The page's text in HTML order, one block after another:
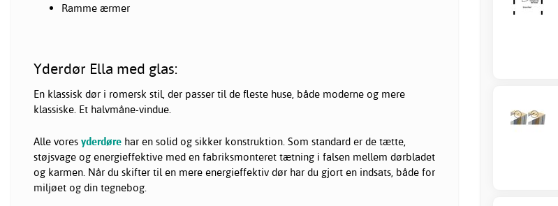
Ramme ærmer
Yderdør Ella med glas:
En klassisk dør i romersk stil, der passer til de fleste huse, både moderne og mere
klassiske. Et halvmåne-vindue.
Alle vores yderdøre har en solid og sikker konstruktion. Som standard er de tætte,
støjsvage og energieffektive med en fabriksmonteret tætning i falsen mellem dørbladet
og karmen. Når du skifter til en mere energieffektiv dør har du gjort en indsats, både for
miljøet og din tegnebog.